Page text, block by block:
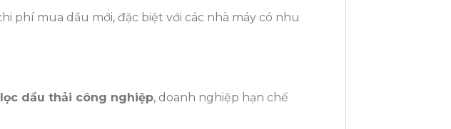
phí mua dầu mới, đặc biệt với các nhà máy có nhu
dầu thải công nghiệp, doanh nghiệp hạn chế